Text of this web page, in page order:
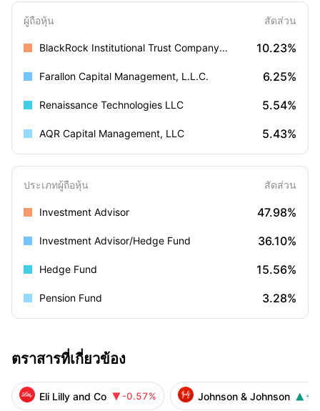
ผู้ถือหุ้น สัดส่วน
BlackRock Institutional Trust Company, N.A. 10.23%
Farallon Capital Management, L.L.C. 6.25%
Renaissance Technologies LLC 5.54%
AQR Capital Management, LLC 5.43%
ประเภทผู้ถือหุ้น สัดส่วน
Investment Advisor 47.98%
Investment Advisor/Hedge Fund 36.10%
Hedge Fund 15.56%
Pension Fund 3.28%
ตราสารที่เกี่ยวข้อง
Eli Lilly and Co  -0.57% Johnson & Johnson 